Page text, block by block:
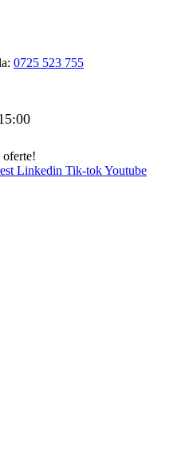
0725 523 755
oferte!
Linkedin Tik-tokYoutube